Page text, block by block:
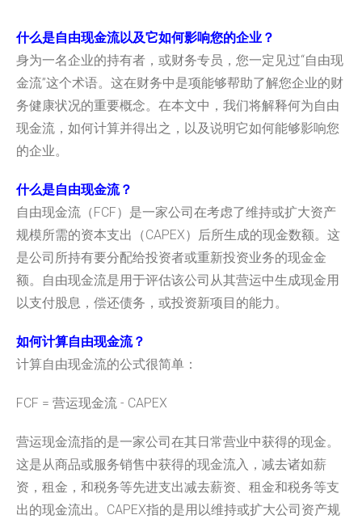
什么是自由现金流以及它如何影响您的企业？
身为一名企业的持有者，或财务专员，您一定见过“自由现
金流”这个术语。 这在财务中是项能够帮助了解您企业的财
务健康状况的重要概念。 在本文中，我们将解释何为自由
现金流，如何计算并得出之， 以及说明它如何能够影响您
的企业。
什么是自由现金流？
自由现金流（FCF） 是一家公司在考虑了维持或扩大资产
规模所需的资本支出（CAPEX）后所生成的现金数额。 这
是公司所持有要分配给投资者或重新投资业务的现金金
额。
自由现金流是用于评估该公司从其营运中生成现金用
以支付股息， 偿还债务，或投资新项目的能力。
如何计算自由现金流？
计算自由现金流的公式很简单：
FCF = 营运现金流 - CAPEX
营运现金流指的是一家公司在其日常营业中获得的现金。
这是从商品或服务销售中获得的现金流入，减去诸如薪
资，租金， 和税务等先进支出减去薪资、租金和税务等支
出的现金流出。 CAPEX指的是用以维持或扩大公司资产规